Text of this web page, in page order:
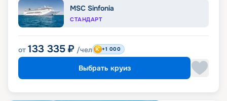
MSC Sinfonia
СТАНДАРТ
от 133 335 ₽ /чел +1 000
Выбрать круиз